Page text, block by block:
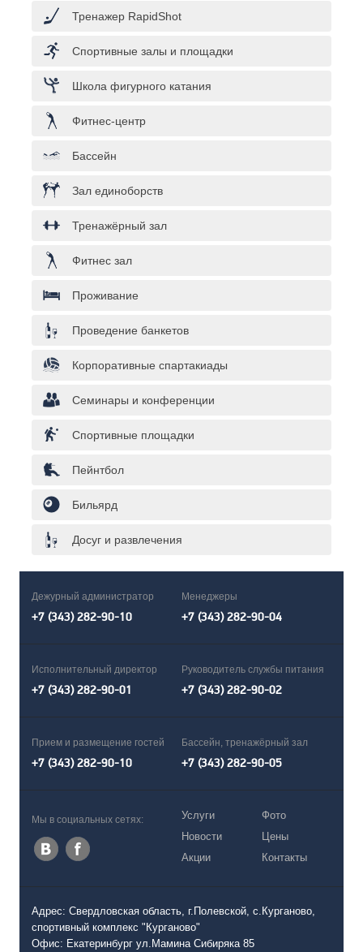
Тренажер RapidShot
Спортивные залы и площадки
Школа фигурного катания
Фитнес-центр
Бассейн
Зал единоборств
Тренажёрный зал
Фитнес зал
Проживание
Проведение банкетов
Корпоративные спартакиады
Семинары и конференции
Спортивные площадки
Пейнтбол
Бильярд
Досуг и развлечения
Дежурный администратор
+7 (343) 282-90-10
Менеджеры
+7 (343) 282-90-04
Исполнительный директор
+7 (343) 282-90-01
Руководитель службы питания
+7 (343) 282-90-02
Прием и размещение гостей
+7 (343) 282-90-10
Бассейн, тренажёрный зал
+7 (343) 282-90-05
Мы в социальных сетях:
Услуги
Новости
Акции
Фото
Цены
Контакты
Адрес: Свердловская область, г.Полевской, с.Курганово,
спортивный комплекс "Курганово"
Офис: Екатеринбург ул.Мамина Сибиряка 85